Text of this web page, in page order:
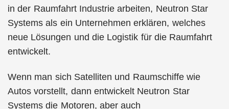
in der Raumfahrt Industrie arbeiten, Neutron Star
Systems als ein Unternehmen erklären, welches
neue Lösungen und die Logistik für die Raumfahrt
entwickelt.
Wenn man sich Satelliten und Raumschiffe wie
Autos vorstellt, dann entwickelt Neutron Star
Systems die Motoren, aber auch